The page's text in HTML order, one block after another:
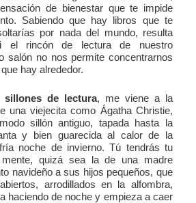
de bienestar que te impide
Sabiendo que hay libros que te
por nada del mundo, resulta
el rincón de lectura de nuestro
salón no nos permite concentrarnos
hay alrededor.
sillones de lectura, me viene a la
una viejecita como Ágatha Christie,
sillón antiguo, tapada hasta la
y bien guarecida al calor de la
noche de invierno. Tú tendrás tu
quizá sea la de una madre
navideño a sus hijos pequeños, que
arrodillados en la alfombra,
haciendo de noche y empieza a caer